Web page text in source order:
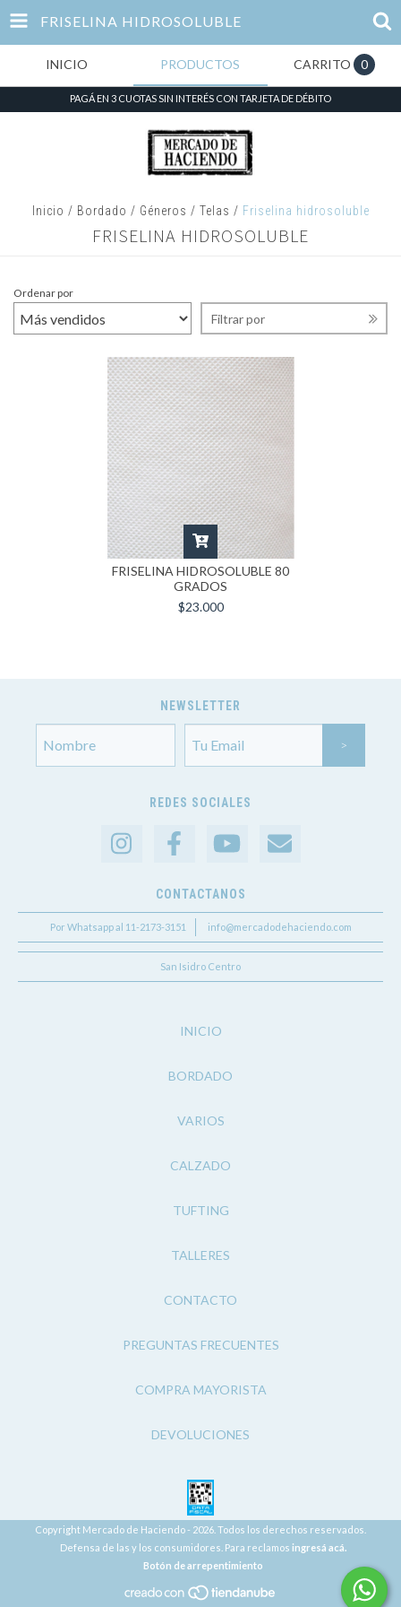
FRISELINA HIDROSOLUBLE
INICIO PRODUCTOS CARRITO 0
PAGÁ EN 3 CUOTAS SIN INTERÉS CON TARJETA DE DÉBITO
Inicio / Bordado / Géneros / Telas / Friselina hidrosoluble
FRISELINA HIDROSOLUBLE
Ordenar por
Filtrar por
FRISELINA HIDROSOLUBLE 80
GRADOS
$23.000
NEWSLETTER
REDES SOCIALES
CONTACTANOS
Por Whatsapp al 11-2173-3151 info@mercadodehaciendo.com
San Isidro Centro
INICIO
BORDADO
VARIOS
CALZADO
TUFTING
TALLERES
CONTACTO
PREGUNTAS FRECUENTES
COMPRA MAYORISTA
DEVOLUCIONES
Copyright Mercado de Haciendo - 2026. Todos los derechos reservados.
Defensa de las y los consumidores. Para reclamos ingresá acá.
Botón de arrepentimiento